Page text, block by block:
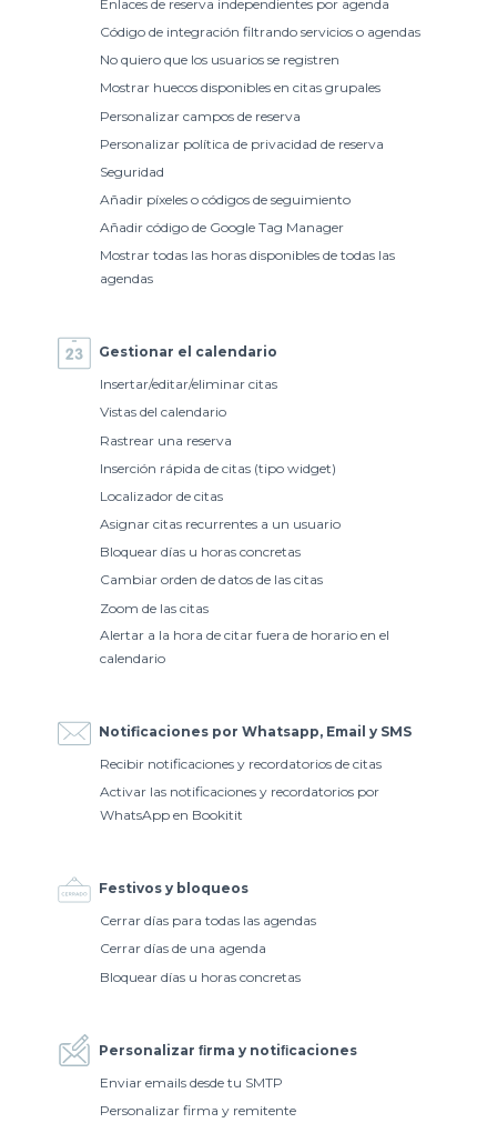
Enlaces de reserva independientes por agenda
Código de integración filtrando servicios o agendas
No quiero que los usuarios se registren
Mostrar huecos disponibles en citas grupales
Personalizar campos de reserva
Personalizar política de privacidad de reserva
Seguridad
Añadir píxeles o códigos de seguimiento
Añadir código de Google Tag Manager
Mostrar todas las horas disponibles de todas las
agendas
Gestionar el calendario
Insertar/editar/eliminar citas
Vistas del calendario
Rastrear una reserva
Inserción rápida de citas (tipo widget)
Localizador de citas
Asignar citas recurrentes a un usuario
Bloquear días u horas concretas
Cambiar orden de datos de las citas
Zoom de las citas
Alertar a la hora de citar fuera de horario en el
calendario
Notificaciones por Whatsapp, Email y SMS
Recibir notificaciones y recordatorios de citas
Activar las notificaciones y recordatorios por
WhatsApp en Bookitit
Festivos y bloqueos
Cerrar días para todas las agendas
Cerrar días de una agenda
Bloquear días u horas concretas
Personalizar ﬁrma y notiﬁcaciones
Enviar emails desde tu SMTP
Personalizar firma y remitente